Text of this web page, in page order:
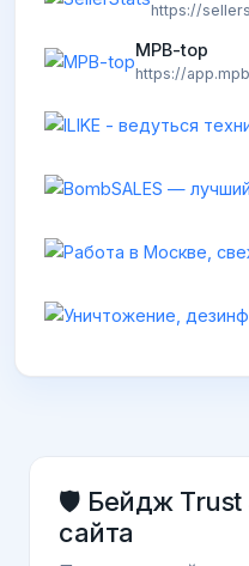
https://
MPB-top
https://
🛡️ Бейдж Trust
сайта